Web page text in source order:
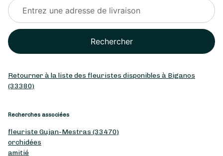
Rechercher
Retourner à la liste des fleuristes disponibles à Biganos
(33380)
Recherches associées
fleuriste Gujan-Mestras (33470)
orchidées
amitié